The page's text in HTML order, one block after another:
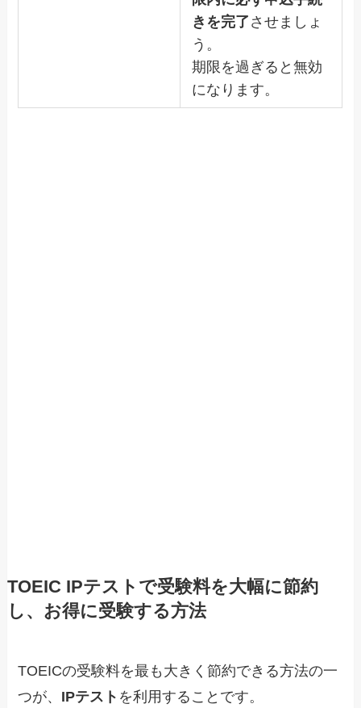
きを完了 させましょ
う。
期限を過ぎると無効
になります。
TOEIC IPテストで受験料を大幅に節約
し、お得に受験する方法
TOEICの受験料を最も大きく節約できる方法の一
つが、 IPテスト を利用することです。